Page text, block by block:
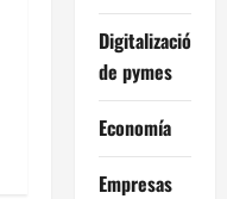
Digitalización
de pymes
Economía
Empresas